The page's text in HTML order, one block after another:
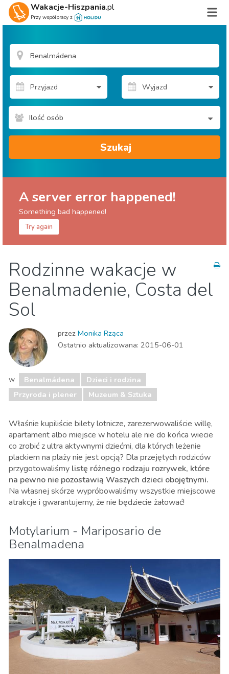
Wakacje-Hiszpania.pl
Przy współpracy z
Ilość osób
Szukaj
A server error happened!
Something bad happened!
Try again
Dzieci i rodzina
Jedzenie & Restauracje
Muzeum & Sztuka
Nocne życie
Plaże
Przyroda i plener
Sport i przygoda
Rodzinne wakacje w
Benalmadenie, Costa del
Sol
przez Monika Rząca
Ostatnio aktualizowana: 2015-06-01
w Benalmádena
Dzieci i rodzina
Przyroda i plener
Muzeum & Sztuka
Właśnie kupiliście bilety lotnicze, zarezerwowaliście willę,
apartament albo miejsce w hotelu ale nie do końca wiecie
co zrobić z ultra aktywnymi dziećmi, dla których leżenie
plackiem na plaży nie jest opcją? Dla przejętych rodziców
przygotowaliśmy listę różnego rodzaju rozrywek, które
na pewno nie pozostawią Waszych dzieci obojętnymi.
Na własnej skórze wypróbowaliśmy wszystkie miejscowe
atrakcje i gwarantujemy, że nie będziecie żałować!
Motylarium - Mariposario de
Benalmadena